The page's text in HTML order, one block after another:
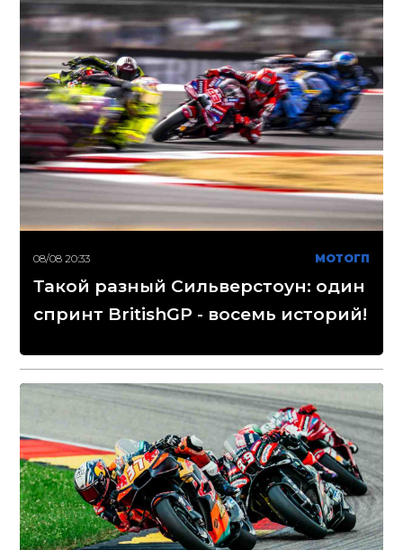
08/08 20:33 МОТОГП
Такой разный Сильверстоун: один
спринт BritishGP - восемь историй!